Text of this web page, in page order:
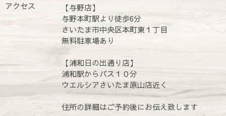
アクセス
【与野店】
与野本町駅より徒歩6分
さいたま市中央区本町東１丁目
無料駐車場あり
【浦和日の出通り店】
浦和駅からバス１０分
ウエルシアさいたま原山店近く
住所の詳細はご予約後にお伝え致します